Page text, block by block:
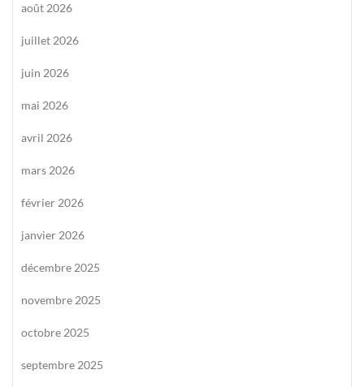
août 2026
juillet 2026
juin 2026
mai 2026
avril 2026
mars 2026
février 2026
janvier 2026
décembre 2025
novembre 2025
octobre 2025
septembre 2025